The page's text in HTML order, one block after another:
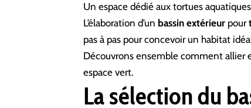
Un espace dédié aux tortues
L’élaboration d’un bassin extérieur pour
pas à pas pour concevoir un habitat
Découvrons ensemble comment
espace vert.
La sélection du